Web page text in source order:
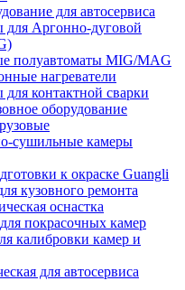
для автосервиса
для Аргонно-дуговой
полуавтоматы MIG/MAG
нагреватели
контактной сварки
оборудование
сушильные камеры
к окраске Guangli
кузовного ремонта
оснастка
покрасочных камер
калибровки камер и
для автосервиса